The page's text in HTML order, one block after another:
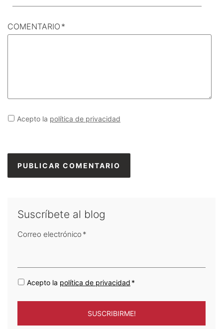
COMENTARIO *
Acepto la política de privacidad
Suscríbete al blog
Correo electrónico *
Acepto la política de privacidad *